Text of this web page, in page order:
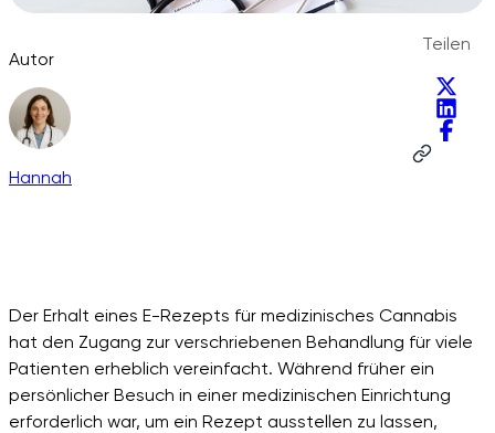
Autor
Hannah
Teilen
Der Erhalt eines E-Rezepts für medizinisches Cannabis
hat den Zugang zur verschriebenen Behandlung für viele
Patienten erheblich vereinfacht. Während früher ein
persönlicher Besuch in einer medizinischen Einrichtung
erforderlich war, um ein Rezept ausstellen zu lassen,